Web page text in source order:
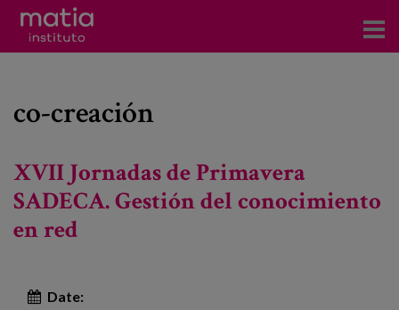
Research
Participation in forums
Technical consulting and advice
co-creación
XVII Jornadas de Primavera
SADECA. Gestión del conocimiento
en red
Date: